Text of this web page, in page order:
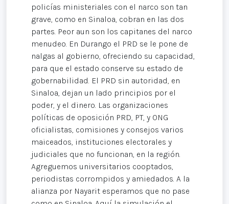
policías ministeriales con el narco son tan
grave, como en Sinaloa, cobran en las dos
partes. Peor aun son los capitanes del narco
menudeo. En Durango el PRD se le pone de
nalgas al gobierno, ofreciendo su capacidad,
para que el estado conserve su estado de
gobernabilidad. El PRD sin autoridad, en
Sinaloa, dejan un lado principios por el
poder, y el dinero. Las organizaciones
políticas de oposición PRD, PT, y ONG
oficialistas, comisiones y consejos varios
maiceados, instituciones electorales y
judiciales que no funcionan, en la región.
Agreguemos universitarios cooptados,
periodistas corrompidos y amiedados. A la
alianza por Nayarit esperamos que no pase